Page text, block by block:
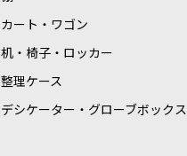
カート・ワゴン
机・椅子・ロッカー
整理ケース
デシケーター・グローブボックス